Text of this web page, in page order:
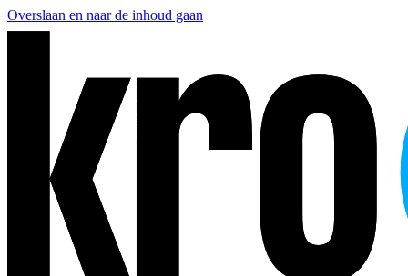
Overslaan en naar de inhoud gaan